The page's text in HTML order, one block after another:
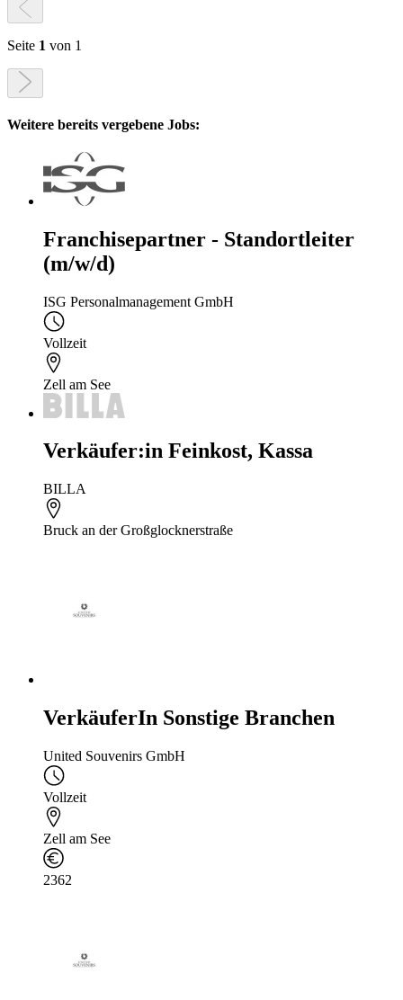
Seite 1 von 1
Weitere bereits vergebene Jobs:
Franchisepartner - Standortleiter
(m/w/d)
ISG Personalmanagement GmbH
Vollzeit
Zell am See
Verkäufer:in Feinkost, Kassa
BILLA
Bruck an der Großglocknerstraße
VerkäuferIn Sonstige Branchen
United Souvenirs GmbH
Vollzeit
Zell am See
2362